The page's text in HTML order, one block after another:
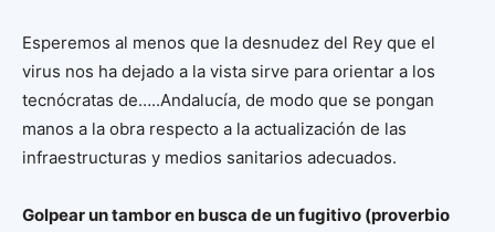
Esperemos al menos que la desnudez del Rey que el
virus nos ha dejado a la vista sirve para orientar a los
tecnócratas de…..Andalucía, de modo que se pongan
manos a la obra respecto a la actualización de las
infraestructuras y medios sanitarios adecuados.
Golpear un tambor en busca de un fugitivo (proverbio